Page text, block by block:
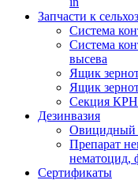
Запчасти к
Система
Система
высева
Ящик
Ящик
Секция КРН
Дезинвазия
Овицидный
Препарат
нематоцид,
Сертификаты